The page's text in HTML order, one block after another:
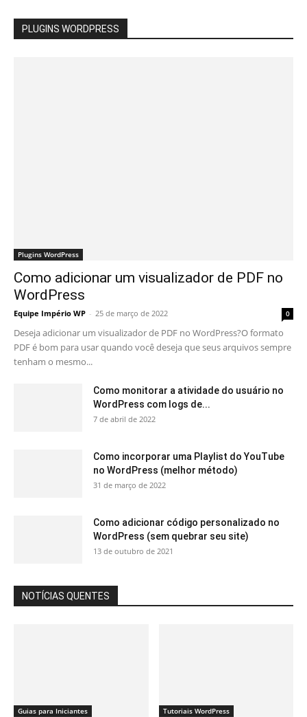
PLUGINS WORDPRESS
Plugins WordPress
Como adicionar um visualizador de PDF no
WordPress
Equipe Império WP - 25 de março de 2022 0
Deseja adicionar um visualizador de PDF no WordPress?O formato
PDF é bom para usar quando você deseja que seus arquivos sempre
tenham o mesmo...
Como monitorar a atividade do usuário no
WordPress com logs de...
7 de abril de 2022
Como incorporar uma Playlist do YouTube
no WordPress (melhor método)
31 de março de 2022
Como adicionar código personalizado no
WordPress (sem quebrar seu site)
13 de outubro de 2021
NOTÍCIAS QUENTES
Guias para Iniciantes Tutoriais WordPress